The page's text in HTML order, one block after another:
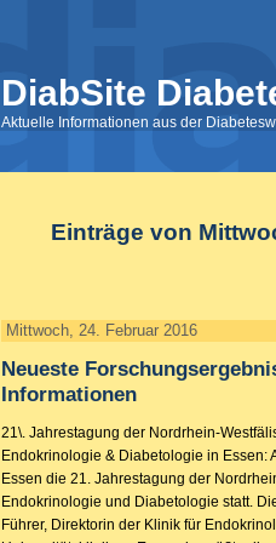
DiabSite
Aktuelle Informationen aus der
Einträge von
Mittwoch, 24. Februar 2016
Neueste
Informationen
21\. Jahrestagung der Nordrhein-
Endokrinologie & Diabetologie in Essen:
Essen die 21. Jahrestagung der
Endokrinologie und Diabetologie statt.
Führer, Direktorin der Klinik für